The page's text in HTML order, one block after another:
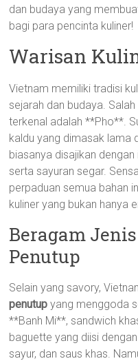
dan budaya yang
bagi para pencinta kuliner!
Warisan
Vietnam memiliki tradisi
sejarah dan budaya.
terkenal adalah **Pho**.
kaldu yang dimasak lama
biasanya disajikan
serta sayuran segar.
perpaduan semua bahan
kuliner yang bukan hanya
Beragam
Penutup
Selain yang savory,
penutup yang menggoda
**Banh Mi**, sandwich
baguette yang diisi
sayur, dan saus khas.